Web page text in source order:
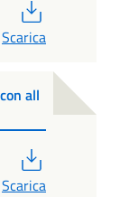
Scarica
all
Scarica